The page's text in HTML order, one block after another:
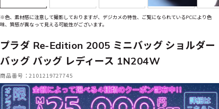
※色、素材感に注意して撮影しておりますが、デジカメの特性、ご覧になられているPCにより色
味、質感が異なって見える可能性がございます。
プラダ Re-Edition 2005 ミニバッグ ショルダー
バッグ バッグ レディース 1N204W
商品番号：2101219727745